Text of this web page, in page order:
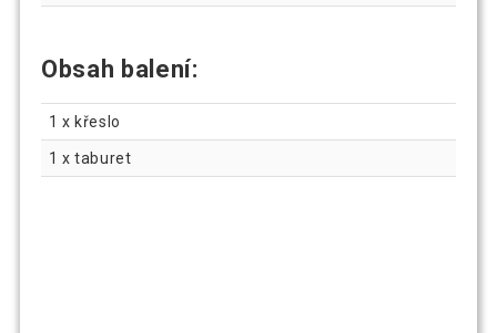
Obsah balení:
1 x křeslo
1 x taburet